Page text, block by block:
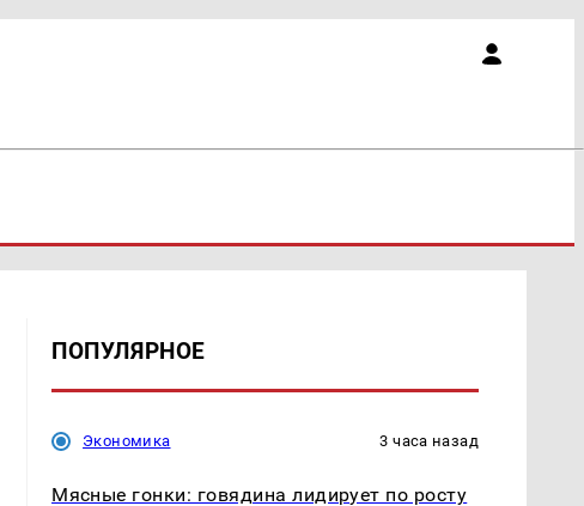
ПОПУЛЯРНОЕ
Экономика 3 часа назад
Мясные гонки: говядина лидирует по росту